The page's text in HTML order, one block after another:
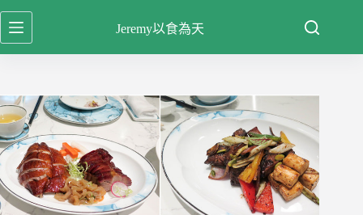
跳
至
容
Jeremy以食為天